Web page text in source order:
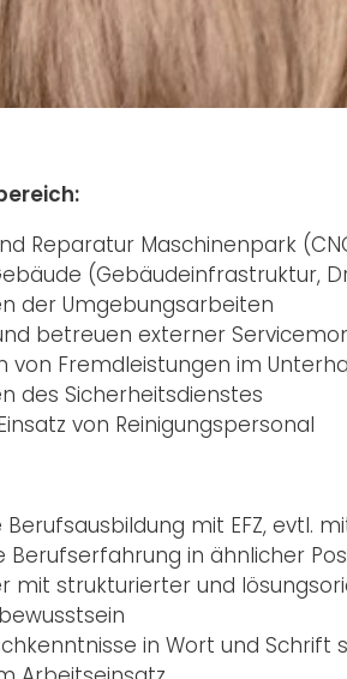
Reparatur Maschinenpark
(Gebäudeinfrastruktur,
der Umgebungsarbeiten
betreuen externer
von Fremdleistungen im
des Sicherheitsdienstes
von Reinigungspersonal
Berufsausbildung mit EFZ, evtl.
Berufserfahrung in ähnlicher
mit strukturierter und
in Wort und Schrift